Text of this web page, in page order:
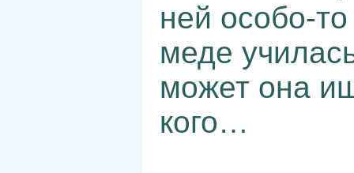
ней особо-
меде
может она
кого…